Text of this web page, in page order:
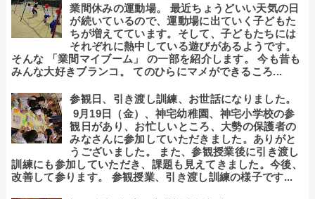
業間休みの運動場。 最近ちょうどいい天気の日
が続いているので、運動場に出ていく子どもた
ちが増えてています。そして、子どもたちには
それぞれに熱中している遊びがあるようです。
そんな 「業間マイブーム」 の一部を紹介します。 今も昔も
みんな大好きブランコ。 てのひらにマメができるころ...
参観日、引き渡し訓練、お世話になりました。
9月19日（金）、神宅幼稚園、神宅小学校の参
観日があり、お忙しいところ、大勢の保護者の
みなさんに参加していただきました。ありがと
うございました。 また、参観授業後に引き渡し
訓練にも参加していただき、課題も見えてきました。今後、
改善して参ります。 参観授業、引き渡し訓練の様子です...